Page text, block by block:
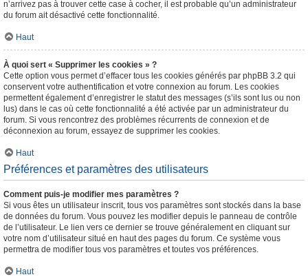
n’arrivez pas à trouver cette case à cocher, il est probable qu’un administrateur
du forum ait désactivé cette fonctionnalité.
Haut
À quoi sert « Supprimer les cookies » ?
Cette option vous permet d’effacer tous les cookies générés par phpBB 3.2 qui
conservent votre authentification et votre connexion au forum. Les cookies
permettent également d’enregistrer le statut des messages (s’ils sont lus ou non
lus) dans le cas où cette fonctionnalité a été activée par un administrateur du
forum. Si vous rencontrez des problèmes récurrents de connexion et de
déconnexion au forum, essayez de supprimer les cookies.
Haut
Préférences et paramètres des utilisateurs
Comment puis-je modifier mes paramètres ?
Si vous êtes un utilisateur inscrit, tous vos paramètres sont stockés dans la base
de données du forum. Vous pouvez les modifier depuis le panneau de contrôle
de l’utilisateur. Le lien vers ce dernier se trouve généralement en cliquant sur
votre nom d’utilisateur situé en haut des pages du forum. Ce système vous
permettra de modifier tous vos paramètres et toutes vos préférences.
Haut